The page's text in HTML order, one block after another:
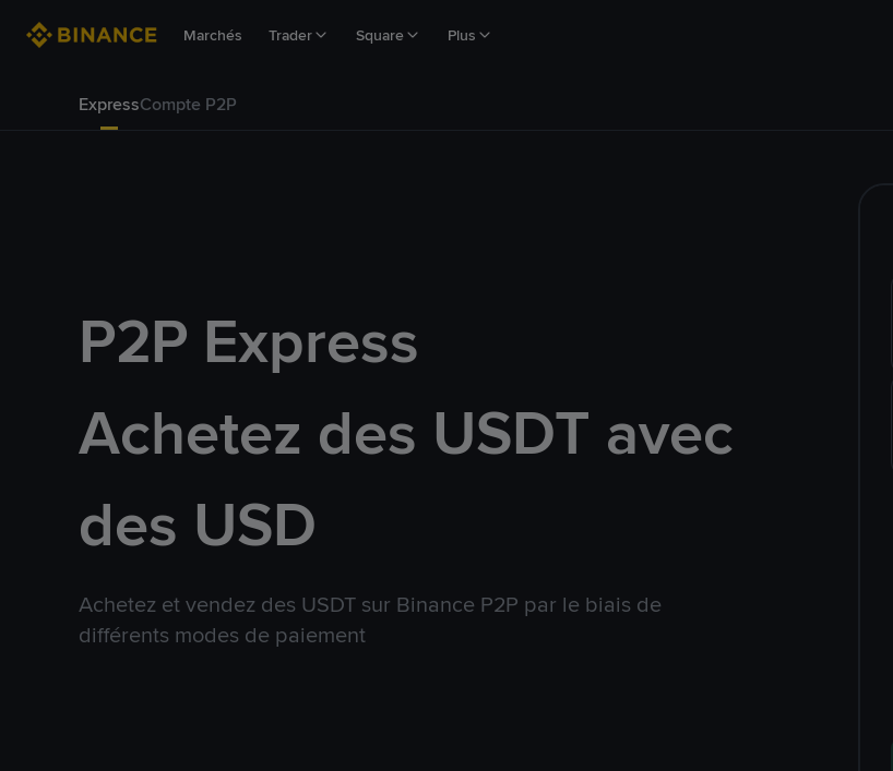
Marchés Trader Square Plus
ExpressCompte P2P
P2P Express
Achetez des USDT avec
des USD
Achetez et vendez des USDT sur Binance P2P par le biais de
différents modes de paiement